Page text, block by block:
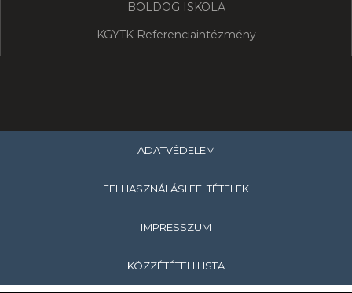
BOLDOG ISKOLA
KGYTK Referenciaintézmény
ADATVÉDELEM
FELHASZNÁLÁSI FELTÉTELEK
IMPRESSZUM
KÖZZÉTÉTELI LISTA